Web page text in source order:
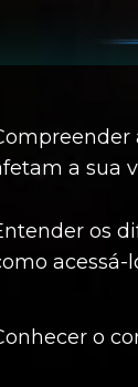
a sua
os
acessá-
o